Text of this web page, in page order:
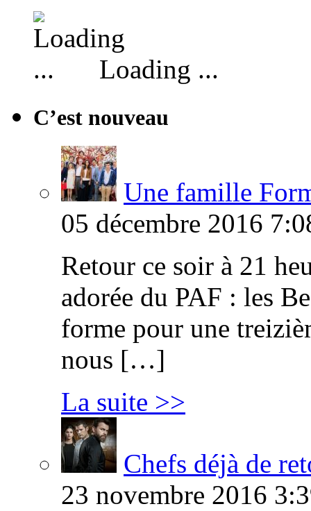
Loading ...
C’est nouveau
Une famille
05 décembre 2016
Retour ce soir à 21
adorée du PAF : les
forme pour une
nous […]
La suite >>
Chefs déjà de
23 novembre 2016